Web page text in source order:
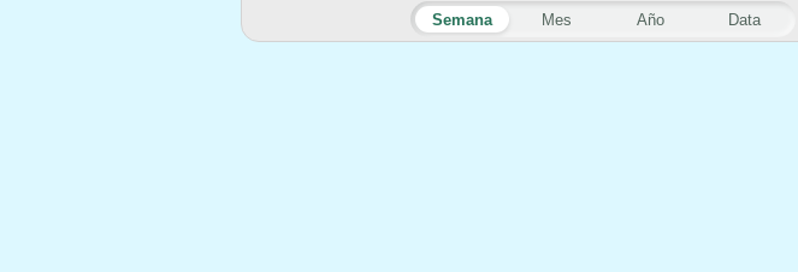
Semana Mes Año Data